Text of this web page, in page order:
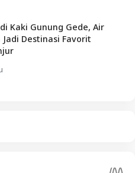
Kaki Gunung Gede, Air
Destinasi Favorit